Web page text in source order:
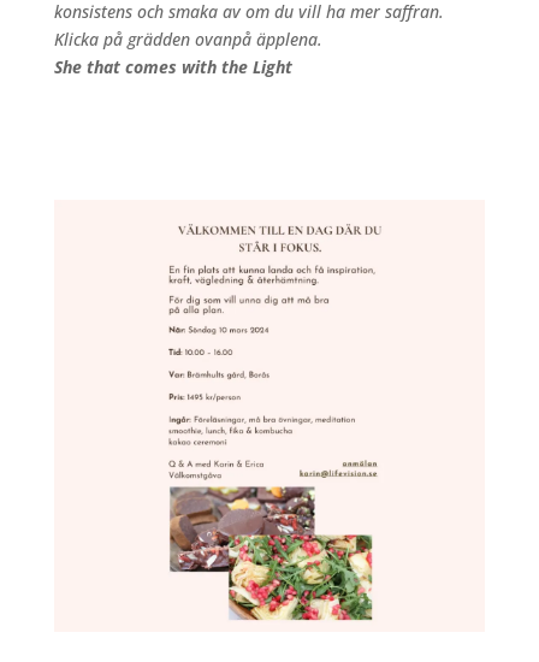
konsistens och smaka av om du vill ha mer saffran.
Klicka på grädden ovanpå äpplena.
She that comes with the Light